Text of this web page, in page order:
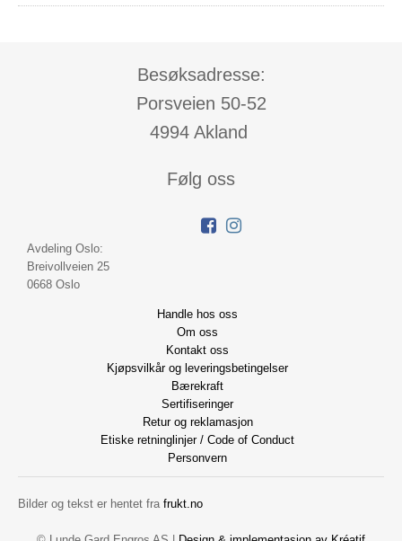
Besøksadresse:
Porsveien 50-52
4994 Akland
Følg oss
Avdeling Oslo:
Breivollveien 25
0668 Oslo
Handle hos oss
Om oss
Kontakt oss
Kjøpsvilkår og leveringsbetingelser
Bærekraft
Sertifiseringer
Retur og reklamasjon
Etiske retninglinjer / Code of Conduct
Personvern
Bilder og tekst er hentet fra frukt.no